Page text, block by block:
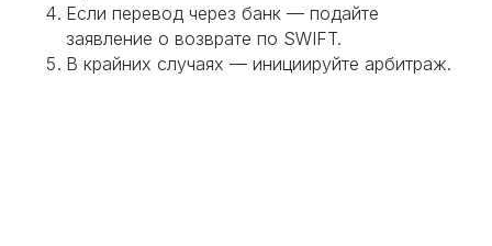
Если перевод через банк — подайте
заявление о возврате по SWIFT.
В крайних случаях — инициируйте арбитраж.